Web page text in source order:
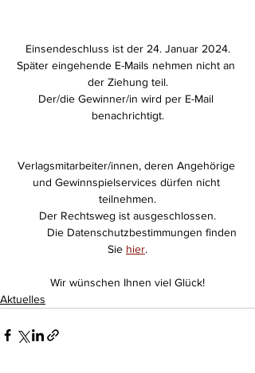
Einsendeschluss ist der 24. Januar 2024.
Später eingehende E-Mails nehmen nicht an
der Ziehung teil.
Der/die Gewinner/in wird per E-Mail
benachrichtigt.
Verlagsmitarbeiter/innen, deren Angehörige
und Gewinnspielservices dürfen nicht
teilnehmen.
Der Rechtsweg ist ausgeschlossen.
Sie hier.
Wir wünschen Ihnen viel Glück!
Aktuelles